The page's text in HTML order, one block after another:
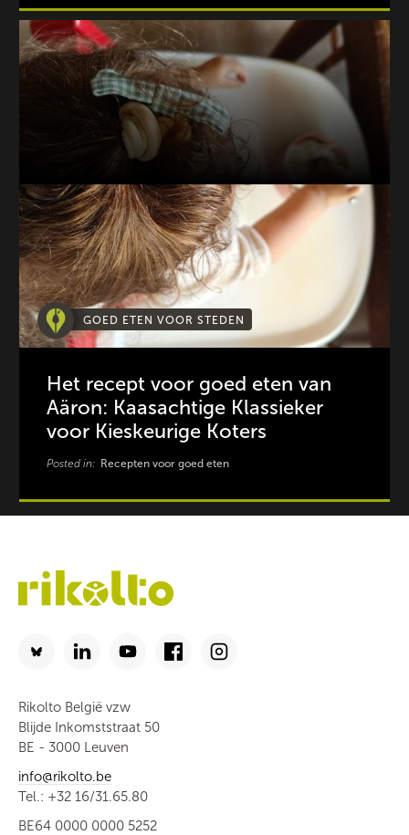
GOED ETEN VOOR STEDEN
Het recept voor goed eten van
Aäron: Kaasachtige Klassieker
voor Kieskeurige Koters
Posted in: Recepten voor goed eten
Rikolto België vzw
Blijde Inkomststraat 50
BE - 3000 Leuven
info@rikolto.be
Tel.: +32 16/31.65.80
BE64 0000 0000 5252